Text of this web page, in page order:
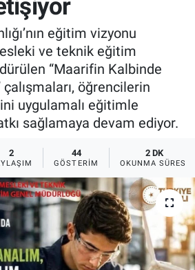
eğitim vizyonu
ve teknik eğitim
“Maarifin Kalbinde
öğrencilerin
uygulamalı eğitimle
sağlamaya devam ediyor.
2 44
GÖSTERIM
2 DK
OKUNMA SÜRESI